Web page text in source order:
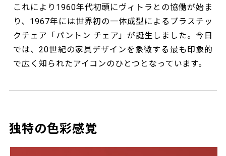
これにより1960年代初頭にヴィトラとの協働が始ま
り、1967年には世界初の一体成型によるプラスチッ
クチェア「パントン チェア」が誕生しました。今日
では、20世紀の家具デザインを象徴する最も印象的
で広く知られたアイコンのひとつとなっています。
独特の色彩感覚